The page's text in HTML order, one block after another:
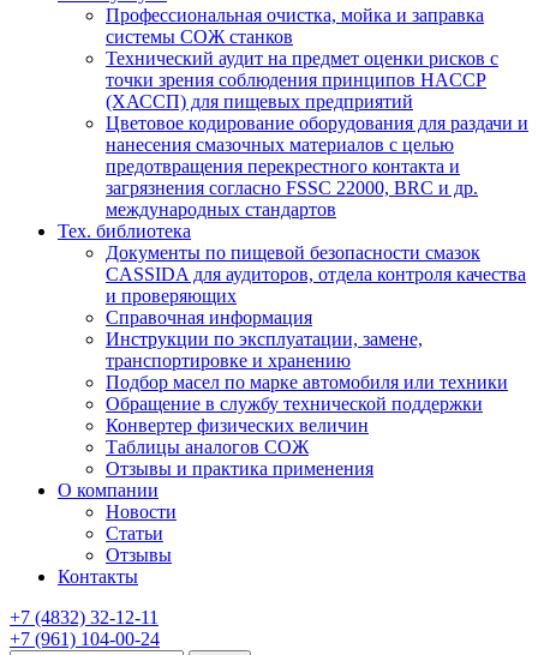
Профессиональная очистка, мойка и заправка
системы СОЖ станков
Технический аудит на предмет оценки рисков с
точки зрения соблюдения принципов HACCP
(ХАССП) для пищевых предприятий
Цветовое кодирование оборудования для раздачи и
нанесения смазочных материалов с целью
предотвращения перекрестного контакта и
загрязнения согласно FSSC 22000, BRC и др.
международных стандартов
Тех. библиотека
Документы по пищевой безопасности смазок
CASSIDA для аудиторов, отдела контроля качества
и проверяющих
Справочная информация
Инструкции по эксплуатации, замене,
транспортировке и хранению
Подбор масел по марке автомобиля или техники
Обращение в службу технической поддержки
Конвертер физических величин
Таблицы аналогов СОЖ
Отзывы и практика применения
О компании
Новости
Статьи
Отзывы
Контакты
+7 (4832) 32-12-11
+7 (961) 104-00-24